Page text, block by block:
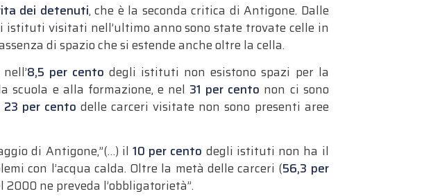
dei detenuti, che è la seconda critica di Antigone. Dalle
istituti visitati nell’ultimo anno sono state trovate celle in
di spazio che si estende anche oltre la cella.
8,5 per cento degli istituti non esistono spazi per la
scuola e alla formazione, e nel 31 per cento non ci sono
23 per cento delle carceri visitate non sono presenti aree
di Antigone,”(…) il10 per cento degli istituti non ha il
con l’acqua calda. Oltre la metà delle carceri (56,3 per
ne preveda l’obbligatorietà”.